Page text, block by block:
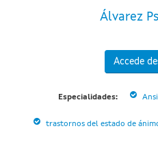
Álvarez
Accede
Especialidades:
trastornos del estado de